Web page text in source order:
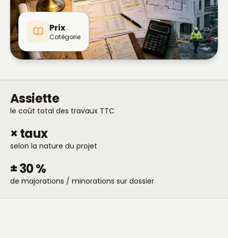
Prix
Catégorie
Assiette
le coût total des travaux TTC
× taux
selon la nature du projet
± 30 %
de majorations / minorations sur dossier